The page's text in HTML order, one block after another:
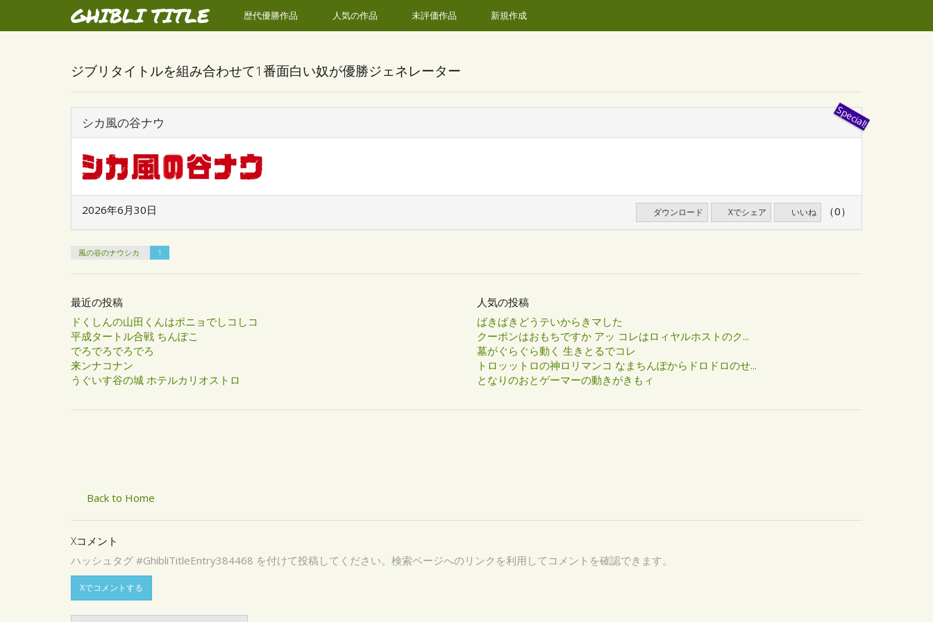
GHIBLI TITLE 歴代優勝作品 人気の作品 未評価作品 新規作成
ジブリタイトルを組み合わせて1番面白い奴が優勝ジェネレーター
シカ風の谷ナウ
2026年6月30日 ダウンロード Xでシェア いいね （0）
風の谷のナウシカ 1
最近の投稿
ドくしんの山田くんはポニョでしコしコ
平成タートル合戦 ちんぽこ
でろでろでろでろ
来ンナコナン
うぐいす谷の城 ホテルカリオストロ
人気の投稿
ばきばきどうテいからきマした
クーポンはおもちですか アッ コレはロィヤルホストのク...
墓がぐらぐら動く 生きとるでコレ
トロッットロの神ロリマンコ なまちんぽからドロドロのせ...
となりのおとゲーマーの動きがきもィ
Back to Home
Xコメント
ハッシュタグ #GhibliTitleEntry384468 を付けて投稿してください。検索ページへのリンクを利用してコメントを確認できます。
Xでコメントする